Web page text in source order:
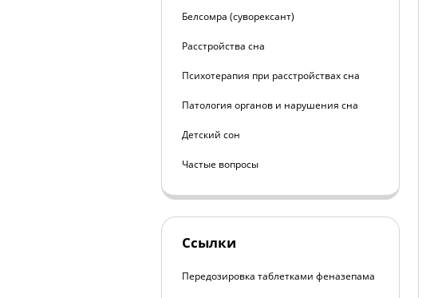
Белсомра (суворексант)
Расстройства сна
Психотерапия при расстройствах сна
Патология органов и нарушения сна
Детский сон
Частые вопросы
Ссылки
Передозировка таблетками феназепама